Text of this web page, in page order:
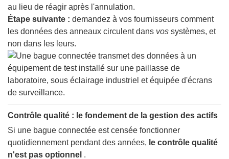
au lieu de réagir après l'annulation.
Étape suivante : demandez à vos fournisseurs comment
les données des anneaux circulent dans vos systèmes, et
non dans les leurs.
Contrôle qualité : le fondement de la gestion des actifs
Si une bague connectée est censée fonctionner
quotidiennement pendant des années, le contrôle qualité
n'est pas optionnel .